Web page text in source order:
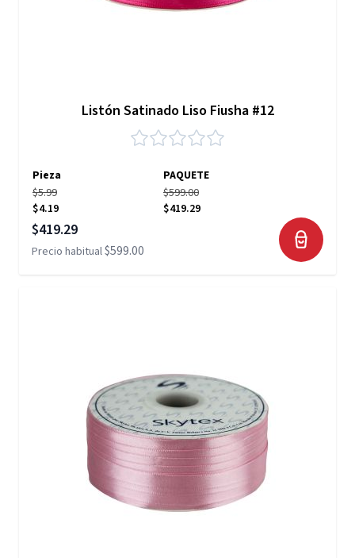
Listón Satinado Liso Fiusha #12
Pieza
PAQUETE
$5.99
$4.19
$599.00
$419.29
Precio especial
$419.29
Precio habitual$599.00